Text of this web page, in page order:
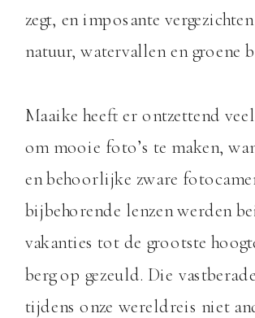
zegt, en imposante
natuur, watervallen en groene
Maaike heeft er ontzettend
om mooie foto’s te maken,
en behoorlijke zware
bijbehorende lenzen werden
vakanties tot de grootste
berg op gezeuld. Die
tijdens onze wereldreis niet